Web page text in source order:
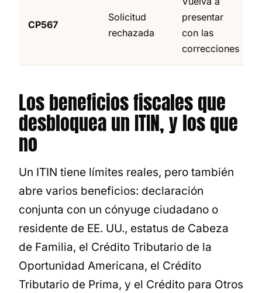
CP567
Solicitud
rechazada
presentar
con las
correcciones
Los beneficios fiscales que
desbloquea un ITIN, y los que
no
Un ITIN tiene límites reales, pero también
abre varios beneficios: declaración
conjunta con un cónyuge ciudadano o
residente de EE. UU., estatus de Cabeza
de Familia, el Crédito Tributario de la
Oportunidad Americana, el Crédito
Tributario de Prima, y el Crédito para Otros